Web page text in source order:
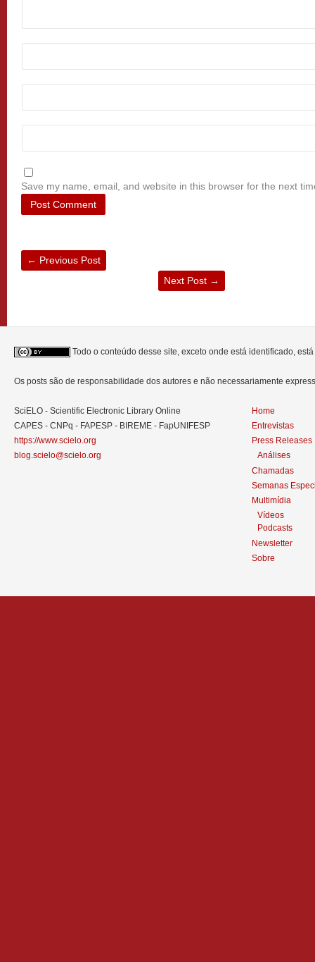
Save my name, email, and website in this browser for the next
← Previous Post
Next Post →
Todo o conteúdo desse site, exceto onde está identificado,
Os posts são de responsabilidade dos autores e não necessariamente
SciELO - Scientific Electronic Library Online
CAPES - CNPq - FAPESP - BIREME - FapUNIFESP
https://www.scielo.org
blog.scielo@scielo.org
Home
Entrevistas
Press Releases
Análises
Chamadas
Semanas
Multimídia
Vídeos
Podcasts
Newsletter
Sobre